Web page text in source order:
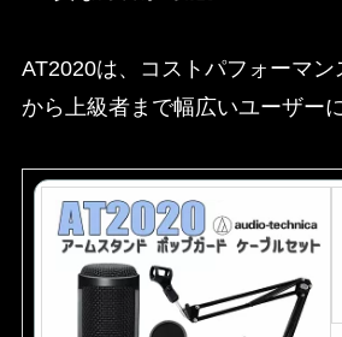
AT2020は、コストパフォーマ
から上級者まで幅広いユーザー